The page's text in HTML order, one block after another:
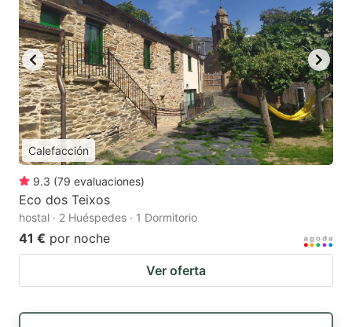
Calefacción
9.3 (79 evaluaciones)
Eco dos Teixos
hostal · 2 Huéspedes · 1 Dormitorio
41 € por noche
Ver oferta